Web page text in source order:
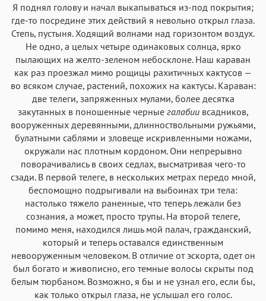
Я поднял голову и начал выкапываться из-под покрытия;
где-то посредине этих действий я невольно открыл глаза.
Степь, пустыня. Ходящий волнами над горизонтом воздух.
Не одно, а целых четыре одинаковых солнца, ярко
пылающих на желто-зеленом небосклоне. Наш караван
как раз проезжал мимо рощицы рахитичных кактусов —
во всяком случае, растений, похожих на кактусы. Караван:
две телеги, запряженных мулами, более десятка
закутанных в поношенные черные галабиивсадников,
вооруженных деревянными, длинноствольными ружьями,
булатными саблями и зловеще искривленными ножами,
окружали нас плотным кордоном. Они непрерывно
поворачивались в своих седлах, высматривая чего-то
сзади. В первой телеге, в нескольких метрах передо мной,
беспомощно подрыгивали на выбоинах три тела:
настолько тяжело раненные, что теперь лежали без
сознания, а может, просто трупы. На второй телеге,
помимо меня, находился лишь мой палач, гражданский,
который и теперь оставался единственным
невооруженным человеком. В отличие от эскорта, одет он
был богато и живописно, его темные волосы скрыты под
белым тюрбаном. Возможно, я бы и не узнал его, если бы,
как только открыл глаза, не услышал его голос.